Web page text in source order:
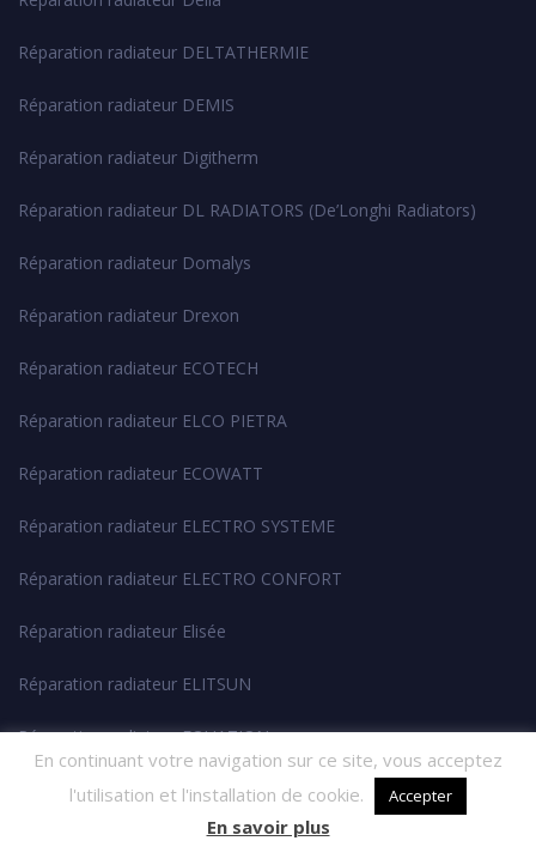
Réparation radiateur DELTATHERMIE
Réparation radiateur DEMIS
Réparation radiateur Digitherm
Réparation radiateur DL RADIATORS (De’Longhi Radiators)
Réparation radiateur Domalys
Réparation radiateur Drexon
Réparation radiateur ECOTECH
Réparation radiateur ELCO PIETRA
Réparation radiateur ECOWATT
Réparation radiateur ELECTRO SYSTEME
Réparation radiateur ELECTRO CONFORT
Réparation radiateur Elisée
Réparation radiateur ELITSUN
Réparation radiateur EQUATION
Réparation radiateur Etroit
Réparation radiateur ELIZA
En continuant votre navigation sur ce site, vous acceptez
l'utilisation et l'installation de cookie.
Accepter
En savoir plus